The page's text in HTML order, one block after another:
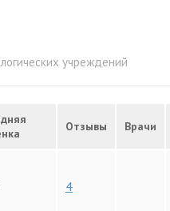
учреждений
Отзывы Врачи
4